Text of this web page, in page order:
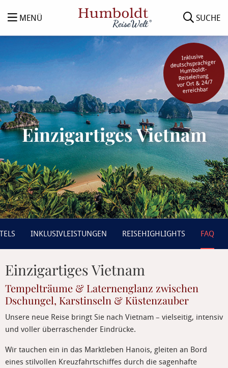
MENÜ SUCHE
Einzigartiges Vietnam
Inklusive
deutschsprachiger
Humboldt-
Reiseleitung
vor Ort & 24/7
erreichbar
INKLUSIVLEISTUNGEN REISEHIGHLIGHTS FAQ
Einzigartiges Vietnam
Tempelträume & Laternenglanz zwischen
Dschungel, Karstinseln & Küstenzauber
Unsere neue Reise bringt Sie nach Vietnam – vielseitig, intensiv
und voller überraschender Eindrücke.
Wir tauchen ein in das Marktleben Hanois, gleiten an Bord
eines stilvollen Kreuzfahrtschiffes durch die sagenhafte